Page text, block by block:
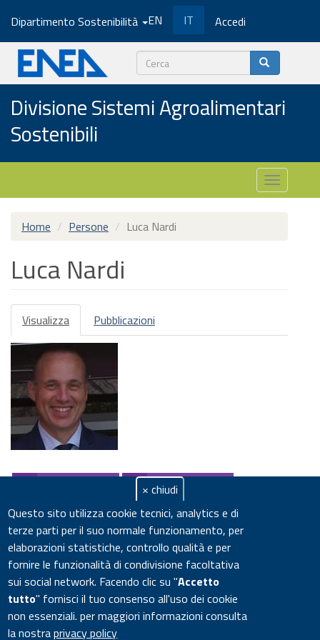
contenuto
principale
Dipartimento Sostenibilità EN IT Accedi
Cerca
Divisione Sistemi Agroalimentari
Sostenibili
Toggle
Home
Persone Luca Nardi
Luca Nardi
Schede
primarie
Visualizza (scheda
attiva)
Pubblicazioni
Google Scholar
Academia
Ricercatore
Laboratorio Agricoltura 4.0
ENEA Centro Ricerche Casaccia
Via Anguillarese, 301
00123 Santa Maria di GaleriaRM
× chiudi
Questo sito utilizza cookie tecnici, analytics e di
terze parti per il suo normale funzionamento, per
elaborazioni statistiche, controllo qualità e per
fornire le funzionalità di condivisione facoltativa
sui social network. Facendo clic su "Accetto
tutto" fornisci il tuo consenso all'uso dei cookie
non essenziali. per maggiori informazioni consulta
la nostraprivacy policy